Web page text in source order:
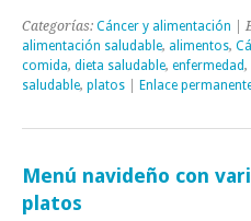
Categorías: Cáncer y alimentación |
alimentación saludable, alimentos,
comida, dieta saludable, enfermedad,
saludable, platos Enlace
Menú navideño con
platos